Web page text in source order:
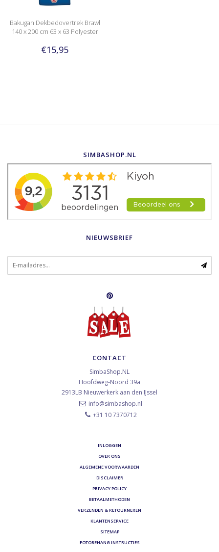
Bakugan Dekbedovertrek Brawl
140 x 200 cm 63 x 63 Polyester
€15,95
SIMBASHOP.NL
NIEUWSBRIEF
CONTACT
SimbaShop.NL
Hoofdweg-Noord 39a
2913LB Nieuwerkerk aan den IJssel
info@simbashop.nl
+31 10 7370712
INLOGGEN
OVER ONS
ALGEMENE VOORWAARDEN
DISCLAIMER
PRIVACY POLICY
BETAALMETHODEN
VERZENDEN & RETOURNEREN
KLANTENSERVICE
SITEMAP
FOTOBEHANG INSTRUCTIES